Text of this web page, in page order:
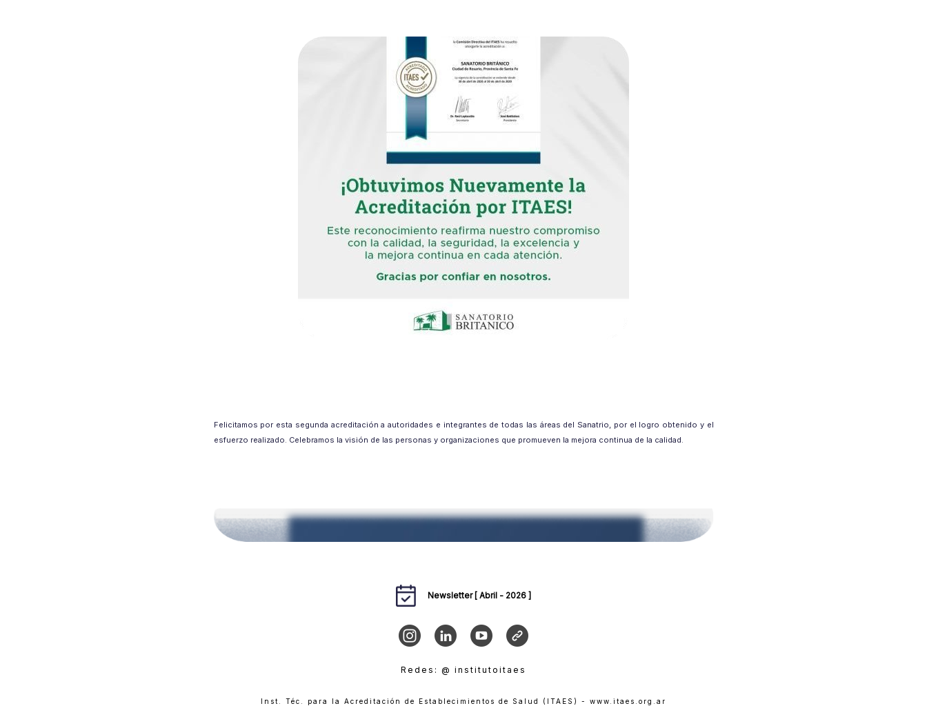
Felicitamos por esta segunda acreditación a autoridades e integrantes de todas las áreas del Sanatrio, por el logro obtenido y el
esfuerzo realizado. Celebramos la visión de las personas y organizaciones que promueven la mejora continua de la calidad.
Newsletter [ Abril - 2026 ]
Redes: @ institutoitaes
Inst. Téc. para la Acreditación de Establecimientos de Salud (ITAES) - www.itaes.org.ar